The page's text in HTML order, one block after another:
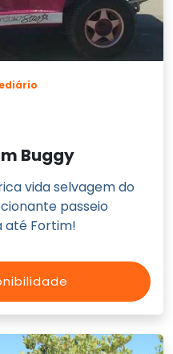
Buggy
vida selvagem do
passeio
até Fortim!